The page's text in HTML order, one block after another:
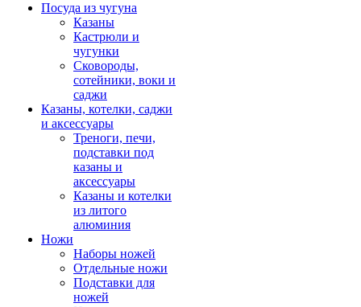
Посуда из чугуна
Казаны
Кастрюли и
чугунки
Сковороды,
сотейники, воки и
саджи
Казаны, котелки, саджи
и аксессуары
Треноги, печи,
подставки под
казаны и
аксессуары
Казаны и котелки
из литого
алюминия
Ножи
Наборы ножей
Отдельные ножи
Подставки для
ножей